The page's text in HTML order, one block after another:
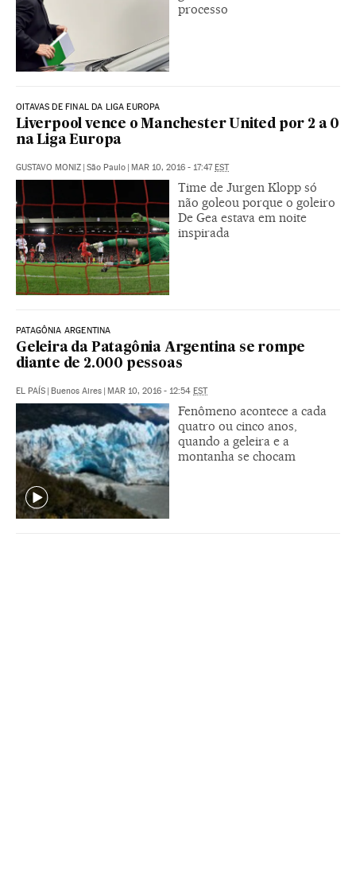
processo
OITAVAS DE FINAL DA LIGA EUROPA
Liverpool vence o Manchester United por 2 a 0
na Liga Europa
GUSTAVO MONIZ | São Paulo | MAR 10, 2016 - 17:47EST
Time de Jurgen Klopp só
não goleou porque o goleiro
De Gea estava em noite
inspirada
PATAGÔNIA ARGENTINA
Geleira da Patagônia Argentina se rompe
diante de 2.000 pessoas
EL PAÍS | Buenos Aires | MAR 10, 2016 - 12:54 EST
Fenômeno acontece a cada
quatro ou cinco anos,
quando a geleira e a
montanha se chocam